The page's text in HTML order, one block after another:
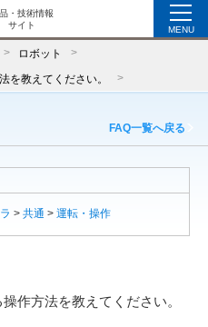
・技術情報
サイト
MENU
ロボット
を教えてください。
FAQ一覧へ戻る
> 共通 > 運転・操作
作方法を教えてください。